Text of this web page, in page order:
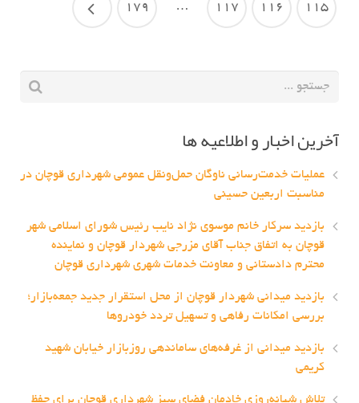
115
116
117
…
179
آخرین اخبار و اطلاعیه ها
عملیات خدمت‌رسانی ناوگان حمل‌ونقل عمومی شهرداری قوچان در
مناسبت اربعین حسینی
بازدید سرکار خانم موسوی نژاد نایب رئیس شورای اسلامی شهر
قوچان به اتفاق جناب آقای مزرجی شهردار قوچان و نماینده
محترم دادستانی و معاونت خدمات شهری شهرداری قوچان
بازدید میدانی شهردار قوچان از محل استقرار جدید جمعه‌بازار؛
بررسی امکانات رفاهی و تسهیل تردد خودروها
بازدید میدانی از غرفه‌های ساماندهی روزبازار خیابان شهید
کریمی
تلاش شبانه‌روزی خادمان فضای سبز شهرداری قوچان برای حفظ